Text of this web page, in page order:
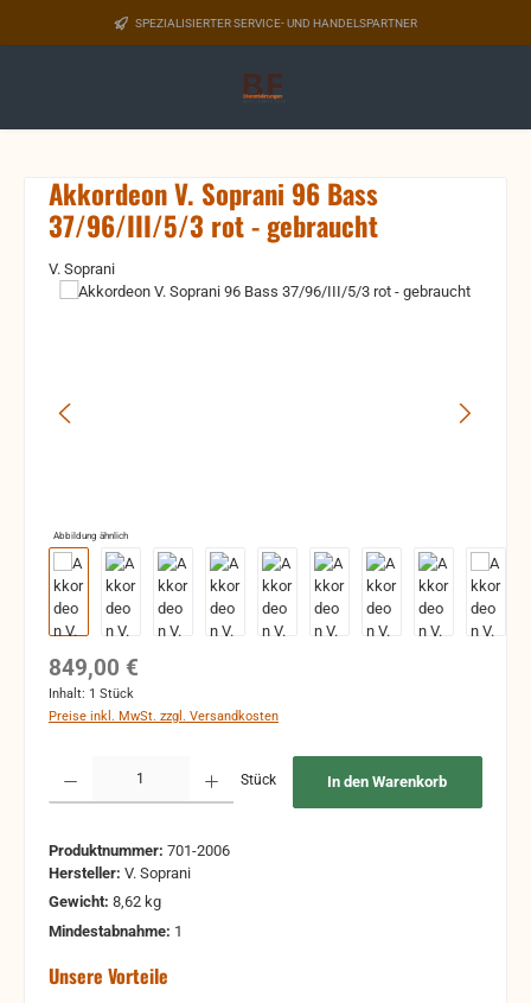
Zum Hauptinhalt springenSPEZIALISIERTER SERVICE- UND HANDELSPARTNER
Akkordeon V. Soprani 96 Bass
37/96/III/5/3 rot - gebraucht
V. Soprani
Bildergalerie überspringen
Abbildung ähnlich
Regulärer Preis:
849,00 €
Inhalt: 1 Stück
Preise inkl. MwSt. zzgl. Versandkosten
Stück In den Warenkorb
Produktnummer: 701-2006
Hersteller: V. Soprani
Gewicht: 8,62 kg
Mindestabnahme: 1
Unsere Vorteile